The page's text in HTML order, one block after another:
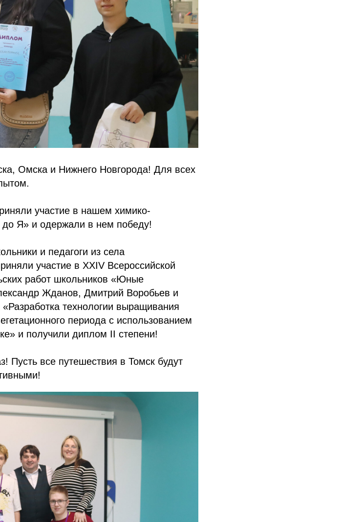
Омска и Нижнего Новгорода! Для всех
участие в нашем химико-
до Я» и одержали в нем победу!
и педагоги из села
участие в XXIV Всероссийской
работ школьников «Юные
Жданов, Дмитрий Воробьев и
технологии выращивания
периода с использованием
и получили диплом II степени!
Пусть все путешествия в Томск будут